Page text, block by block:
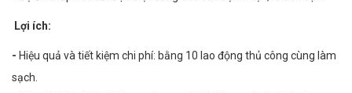
Lợi ích:
- Hiệu quả và tiết kiệm chi phí: bằng 10 lao động thủ công cùng làm
sạch.